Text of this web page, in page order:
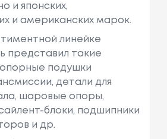
и японских,
и американских марок.
линейке
представил такие
опорные подушки
детали для
шаровые опоры,
блоки, подшипники
и др.